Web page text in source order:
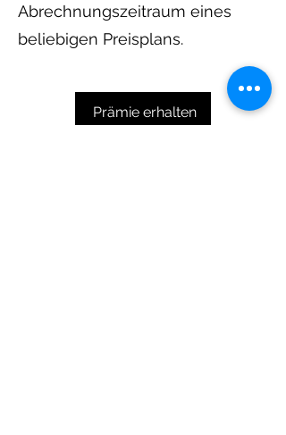
Prämie erhalten
Abrechnungszeitraum eines
beliebigen Preisplans.